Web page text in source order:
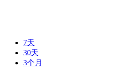
7天
30天
3个月